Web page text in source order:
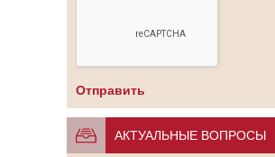
АКТУАЛЬНЫЕ ВОПРОСЫ